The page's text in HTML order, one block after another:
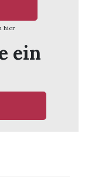
hier
ein